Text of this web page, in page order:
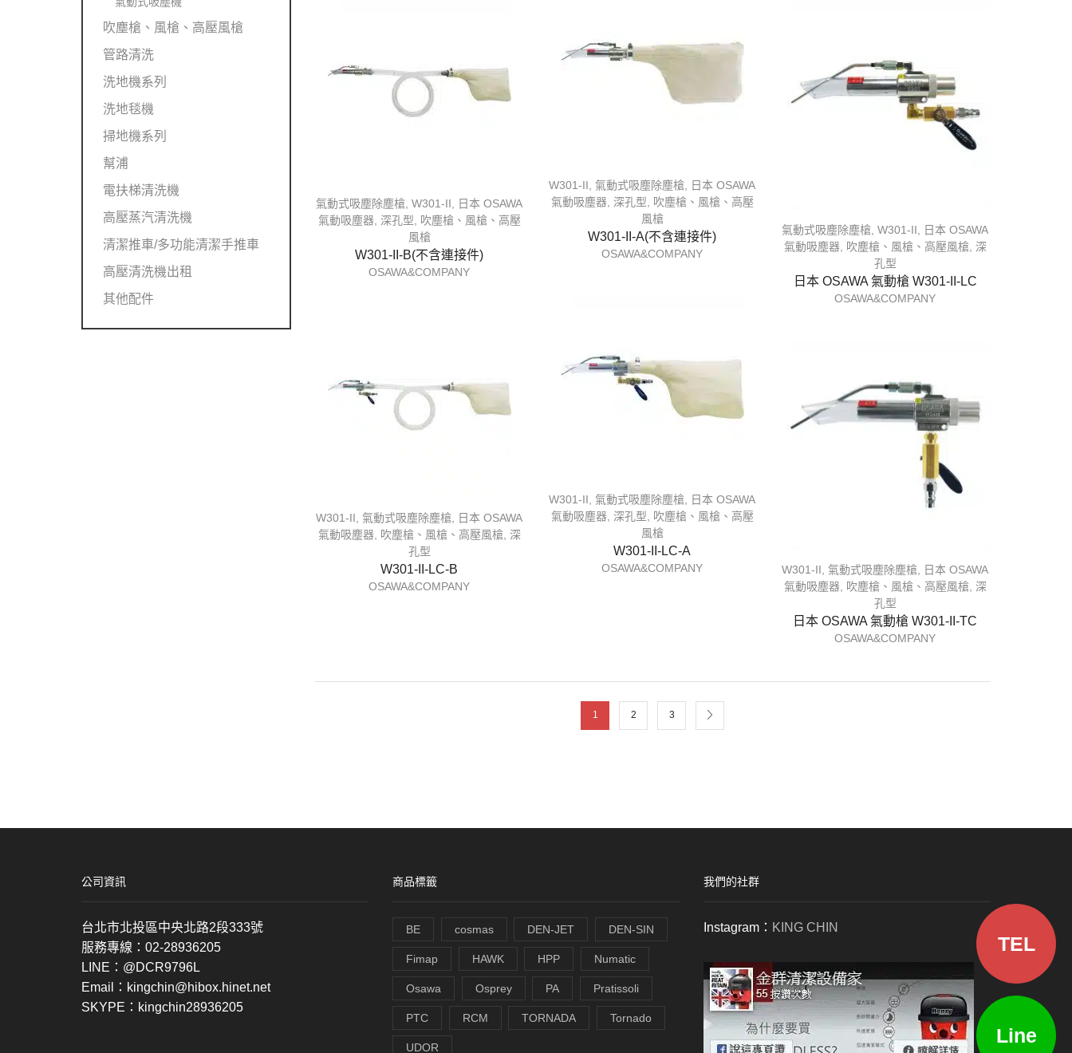
W301-II,氣動式吸塵除塵槍, 日本 OSAWA
氣動吸塵器, 深孔型, 吹塵槍、風槍、高壓
風槍
W301-II-A(不含連接件)
OSAWA&COMPANY
氣動式吸塵除塵槍,W301-II, 日本 OSAWA
氣動吸塵器, 深孔型, 吹塵槍、風槍、高壓
風槍
W301-II-B(不含連接件)
OSAWA&COMPANY
氣動式吸塵除塵槍 ,W301-II
日本 OSAWA
氣動吸塵器, 吹塵槍、風槍、高壓風槍
深
孔型
日本 OSAWA 氣動槍 W301-II-LC
OSAWA&COMPANY
W301-II,氣動式吸塵除塵槍, 日本 OSAWA
氣動吸塵器, 深孔型, 吹塵槍、風槍、高壓
風槍
W301-II-LC-A
OSAWA&COMPANY
W301-II,氣動式吸塵除塵槍, 日本 OSAWA
氣動吸塵器, 吹塵槍、風槍、高壓風槍, 深
孔型
W301-II-LC-B
OSAWA&COMPANY
W301-II ,氣動式吸塵除塵槍
日本 OSAWA
氣動吸塵器, 吹塵槍、風槍、高壓風槍
深
孔型
日本 OSAWA 氣動槍 W301-II-TC
OSAWA&COMPANY
1 2 3
吹塵槍、風槍、高壓風槍
管路清洗
洗地機系列
洗地毯機
掃地機系列
幫浦
電扶梯清洗機
高壓蒸汽清洗機
清潔推車/多功能清潔手推車
高壓清洗機出租
其他配件
公司資訊
台北市北投區中央北路2段333號
服務專線：02-28936205
LINE：@DCR9796L
Email：kingchin@hibox.hinet.net
SKYPE：kingchin28936205
商品標籤
BE cosmas DEN-JET DEN-SIN
Fimap HAWK HPP Numatic
Osawa Osprey PA Pratissoli
PTC RCM TORNADA Tornado
UDOR
我們的社群
Instagram： KING CHIN
TEL
Line